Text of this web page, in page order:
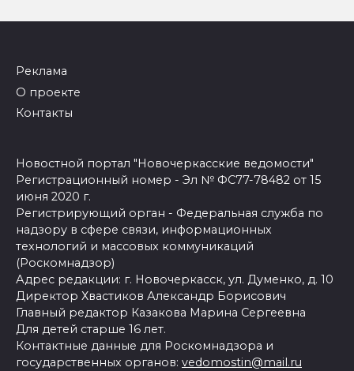
Реклама
О проекте
Контакты
Новостной портал "Новочеркасские ведомости"
Регистрационный номер - Эл № ФС77-78482 от 15
июня 2020 г.
Регистрирующий орган - Федеральная служба по
надзору в сфере связи, информационных
технологий и массовых коммуникаций
(Роскомнадзор)
Адрес редакции: г. Новочеркасск, ул. Думенко, д. 10
Директор Хвастиков Александр Борисович
Главный редактор Казакова Марина Сергеевна
Для детей старше 16 лет.
Контактные данные для Роскомнадзора и
государственных органов: vedomostin@mail.ru